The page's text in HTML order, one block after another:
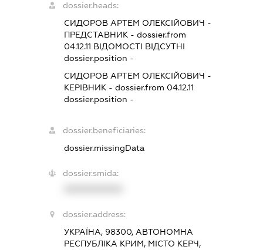
dossier.heads:
СИДОРОВ АРТЕМ ОЛЕКСІЙОВИЧ -
ПРЕДСТАВНИК - dossier.from
04.12.11 ВІДОМОСТІ ВІДСУТНІ
dossier.position -
СИДОРОВ АРТЕМ ОЛЕКСІЙОВИЧ -
КЕРІВНИК - dossier.from 04.12.11
dossier.position -
dossier.beneficiaries:
dossier.missingData
dossier.smida:
dossier.address:
УКРАЇНА, 98300, АВТОНОМНА
РЕСПУБЛІКА КРИМ, МІСТО КЕРЧ,